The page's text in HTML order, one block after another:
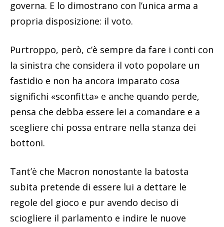
governa. E lo dimostrano con l’unica arma a
propria disposizione: il voto.
Purtroppo, però, c’è sempre da fare i conti con
la sinistra che considera il voto popolare un
fastidio e non ha ancora imparato cosa
significhi «sconfitta» e anche quando perde,
pensa che debba essere lei a comandare e a
scegliere chi possa entrare nella stanza dei
bottoni.
Tant’è che Macron nonostante la batosta
subita pretende di essere lui a dettare le
regole del gioco e pur avendo deciso di
sciogliere il parlamento e indire le nuove